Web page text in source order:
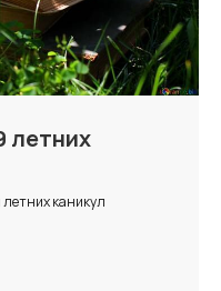
летних
каникул